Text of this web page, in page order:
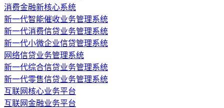
消费金融新核心系统
新一代智能催收业务管理系统
新一代消费信贷业务管理系统
新一代小微企业信贷管理系统
网络信贷业务管理系统
新一代综合信贷业务管理系统
新一代零售信贷业务管理系统
互联网核心业务平台
互联网金融业务平台